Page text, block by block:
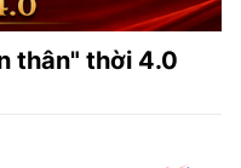
thân" thời 4.0